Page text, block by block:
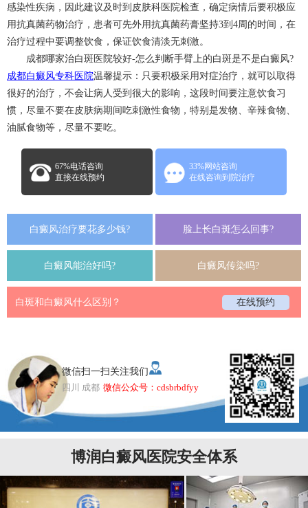
感染性疾病，因此建议及时到皮肤科医院检查，确定病情后要积极应
用抗真菌药物治疗，患者可先外用抗真菌药膏坚持3到4周的时间，在
治疗过程中要调整饮食，保证饮食清淡无刺激。
成都哪家治白斑医院较好-怎么判断手臂上的白斑是不是白癜风?
成都白癜风专科医院温馨提示：只要积极采用对症治疗，就可以取得
很好的治疗，不会让病人受到很大的影响，这段时间要注意饮食习
惯，尽量不要在皮肤病期间吃刺激性食物，特别是发物、辛辣食物、
油腻食物等，尽量不要吃。
67%电话咨询
直接在线预约
33%网站咨询
在线咨询到院治疗
白癜风治疗要花多少钱? 脸上长白斑怎么回事?
白癜风能治好吗? 白癜风传染吗?
白斑和白癜风什么区别？ 在线预约
微信扫一扫关注我们
四川 成都 微信公众号：cdsbrbdfyy
博润白癜风医院安全体系